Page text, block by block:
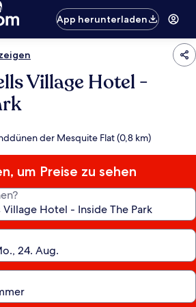
App herunterladen
Village Hotel -
der Mesquite Flat (0,8 km)
um Preise zu sehen